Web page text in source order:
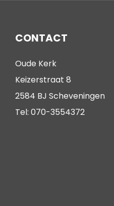
CONTACT
Oude Kerk
Keizerstraat 8
2584 BJ Scheveningen
Tel: 070-3554372